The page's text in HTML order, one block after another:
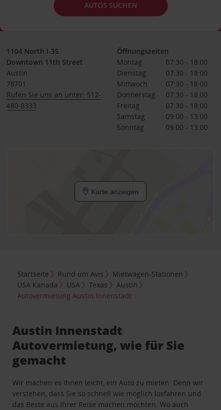
AUTOS SUCHEN
1104 North I-35
Downtown 11th Street
Austin
78701
Rufen Sie uns an unter: 512-
480-8333
Öffnungszeiten
Montag
07:30 - 18:00
Dienstag
07:30 - 18:00
Mittwoch
07:30 - 18:00
Donnerstag
07:30 - 18:00
Freitag
07:30 - 18:00
Samstag
09:00 - 13:00
Sonntag
09:00 - 13:00
Karte anzeigen
Startseite Rund um Avis
Mietwagen-Stationen
USA Kanada
USA Texas
Austin
Autovermietung Austin Innenstadt
Austin Innenstadt
Autovermietung, wie für Sie
gemacht
Wir machen es Ihnen leicht, ein Auto zu mieten. Denn wir
verstehen, dass Sie so schnell wie möglich losfahren und
das Beste aus Ihrer Reise machen möchten. Wo auch